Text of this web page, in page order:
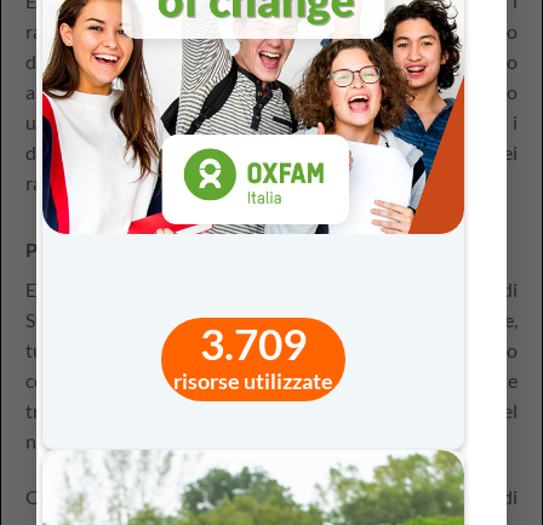
3.709
risorse utilizzate
ragazzi, ma anche per i docenti: dallo spazio collaborativo
della smart room al programma ambassador, apprezzato
anche dalMinistro Amendola, che ha premiato quest’anno
una delle insegnanti vincitrici, l’iniziativa accompagna i
docenti e li guida passo passo nel coinvolgimento dei
ragazzi sugli argomenti di Costituzione.
Parliamo di
Educazione ambientale, Agenda 2030 ed Obiettivi di
Sviluppo Sostenibile, ma anche educazione alla salute,
tutela dei beni comuni e temi di protezione civile: il nucleo
contenutistico di Sviluppo Sostenibile è estremamente
trasversale, ricco e connesso alle tematiche di attualità del
nostro tempo.
Questa particolare area, considerata la molteplicità di